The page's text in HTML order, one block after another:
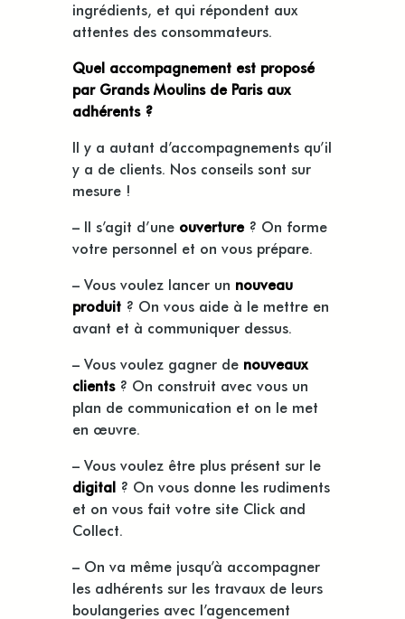
ingrédients, et qui répondent aux
attentes des consommateurs.
Quel accompagnement est proposé
par Grands Moulins de Paris aux
adhérents ?
Il y a autant d’accompagnements qu’il
y a de clients. Nos conseils sont sur
mesure !
– Il s’agit d’une ouverture? On forme
votre personnel et on vous prépare.
– Vous voulez lancer un nouveau
produit ? On vous aide à le mettre en
avant et à communiquer dessus.
– Vous voulez gagner de nouveaux
clients? On construit avec vous un
plan de communication et on le met
en œuvre.
– Vous voulez être plus présent sur le
digital ? On vous donne les rudiments
et on vous fait votre site Click and
Collect.
– On va même jusqu’à accompagner
les adhérents sur les travaux de leurs
boulangeries avec l’agencement